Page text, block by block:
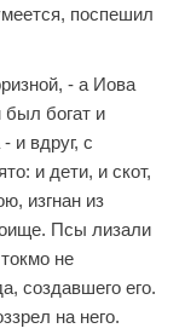
поспешил
- а Иова
богат и
и вдруг, с
и дети, и скот,
изгнан из
Псы лизали
не
создавшего его.
на него.